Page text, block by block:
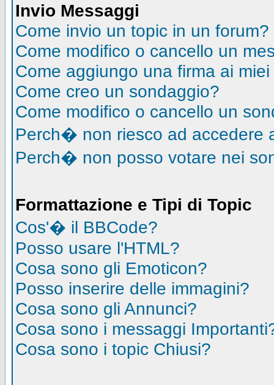
Invio Messaggi
Come invio un topic in un forum?
Come modifico o cancello un
Come aggiungo una firma ai
Come creo un sondaggio?
Come modifico o cancello un
Perch� non riesco ad accedere
Perch� non posso votare nei
Formattazione e Tipi di Topic
Cos'� il BBCode?
Posso usare l'HTML?
Cosa sono gli Emoticon?
Posso inserire delle immagini?
Cosa sono gli Annunci?
Cosa sono i messaggi
Cosa sono i topic Chiusi?